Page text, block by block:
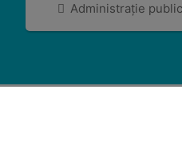
Administrație